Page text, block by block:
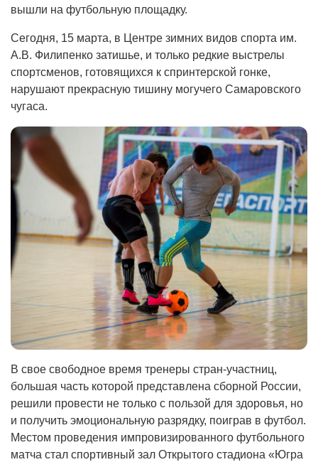
вышли на футбольную площадку.
Сегодня, 15 марта, в Центре зимних видов спорта им.
А.В. Филипенко затишье, и только редкие выстрелы
спортсменов, готовящихся к спринтерской гонке,
нарушают прекрасную тишину могучего Самаровского
чугаса.
В свое свободное время тренеры стран-участниц,
большая часть которой представлена сборной России,
решили провести не только с пользой для здоровья, но
и получить эмоциональную разрядку, поиграв в футбол.
Местом проведения импровизированного футбольного
матча стал спортивный зал Открытого стадиона «Югра